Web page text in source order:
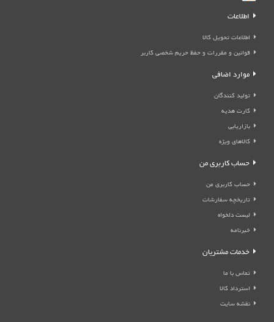
اطلاعات
اطلاعات تحویل کالا
قوانین و مقررات و حفظ حریم شخصی کاربر
موارد اضافی
تولید کنندگان
کارت هدیه
بازاریابی
کالاهای ویژه
حساب کاربری من
حساب کاربری من
تاریخچه سفارشات
لیست دلخواه
خبرنامه
خدمات مشتریان
تماس با ما
استرداد کالا
نقشه سایت